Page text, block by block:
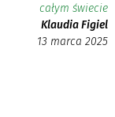
całym świecie
Klaudia Figiel
13 marca 2025